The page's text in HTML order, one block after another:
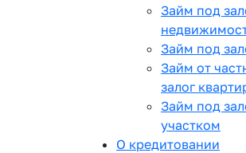
Займ под
Займ под
Займ от
залог
Займ под
участком
О кредитовании